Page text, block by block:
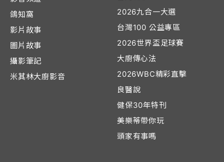
鴿知窩
影片故事
圖片故事
攝影筆記
米其林大廚影音
2026九合一大選
台灣100 公益專區
2026世界盃足球賽
大廚傳心法
2026WBC精彩直擊
良醫說
健保30年特刊
美樂蒂帶你玩
頭家有事嗎